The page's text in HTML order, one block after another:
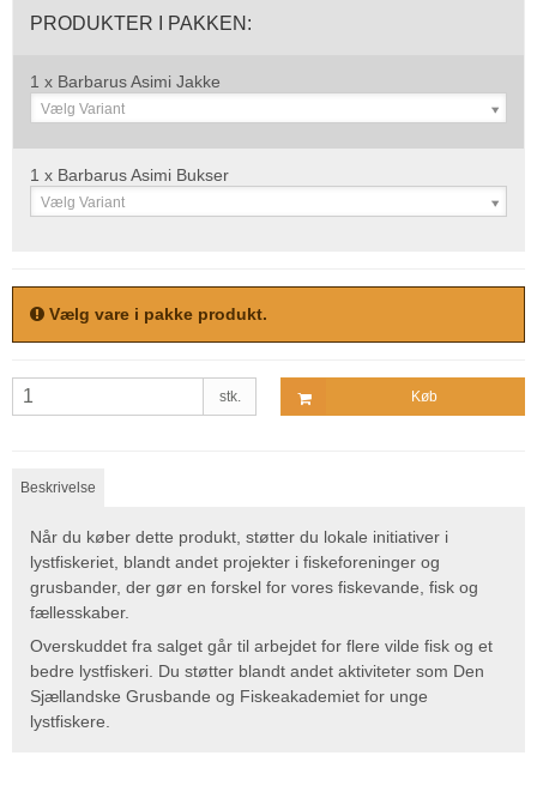
PRODUKTER I PAKKEN:
1 x Barbarus Asimi Jakke
Vælg Variant
1 x Barbarus Asimi Bukser
Vælg Variant
Vælg vare i pakke produkt.
stk. Køb
Beskrivelse
Når du køber dette produkt, støtter du lokale initiativer i
lystfiskeriet, blandt andet projekter i fiskeforeninger og
grusbander, der gør en forskel for vores fiskevande, fisk og
fællesskaber.
Overskuddet fra salget går til arbejdet for flere vilde fisk og et
bedre lystfiskeri. Du støtter blandt andet aktiviteter som Den
Sjællandske Grusbande og Fiskeakademiet for unge
lystfiskere.